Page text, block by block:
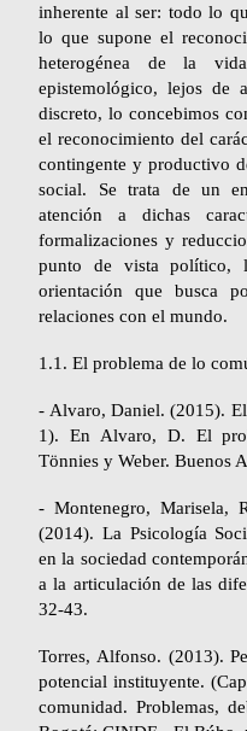
inherente al ser: todo lo
lo que supone el
heterogénea de la
epistemológico, lejos de
discreto, lo concebimos
el reconocimiento del
contingente y productivo
social. Se trata de un
atención a dichas
formalizaciones y
punto de vista político,
orientación que busca
relaciones con el mundo.
1.1. El problema de lo
- Alvaro, Daniel. (2015).
1). En Alvaro, D. El
Tönnies y Weber. Buenos
- Montenegro, Marisela,
(2014). La Psicología
en la sociedad
a la articulación de las
32-43.
Torres, Alfonso. (2013).
potencial instituyente.
comunidad. Problemas,